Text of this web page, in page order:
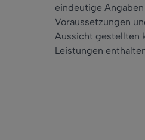
eindeutige
Voraussetzungen
Aussicht gestellten
Leistungen